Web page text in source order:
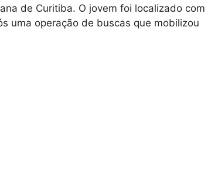
de Curitiba. O jovem foi localizado com
uma operação de buscas que mobilizou